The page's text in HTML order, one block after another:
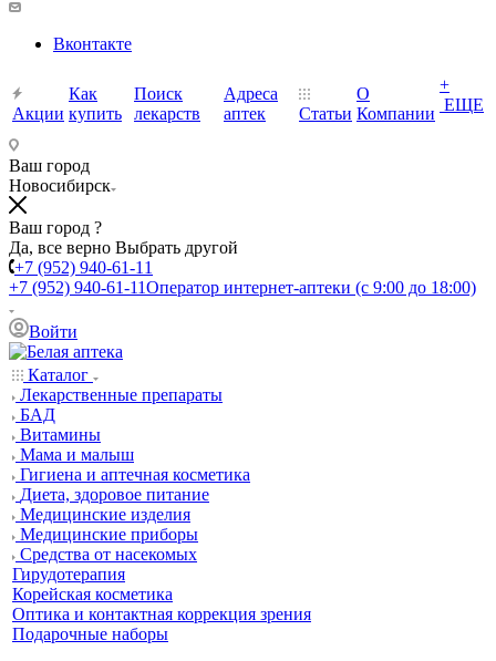
Вконтакте
Акции
Как
купить
Поиск
лекарств
Адреса
аптек
Статьи
О
Компании
+
ЕЩЕ
Ваш город
Новосибирск
Ваш город ?
Да, все верно Выбрать другой
+7 (952) 940-61-11
+7 (952) 940-61-11Оператор интернет-аптеки (с 9:00 до 18:00)
Войти
Каталог
Лекарственные препараты
БАД
Витамины
Мама и малыш
Гигиена и аптечная косметика
Диета, здоровое питание
Медицинские изделия
Медицинские приборы
Средства от насекомых
Гирудотерапия
Корейская косметика
Оптика и контактная коррекция зрения
Подарочные наборы